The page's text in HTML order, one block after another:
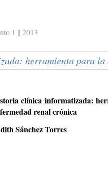
1 || 2013
herramienta para
clínica informatizada:
renal crónica
Sánchez Torres